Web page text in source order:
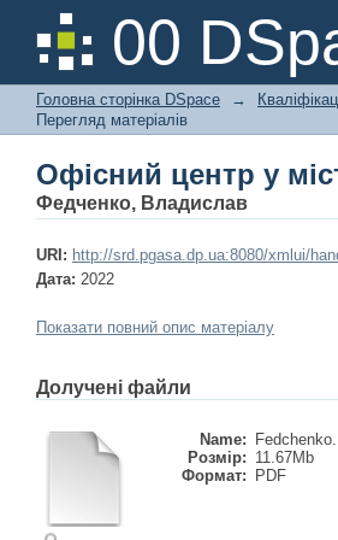
00
Офісний центр у
Головна сторінка DSpace →
Перегляд матеріалів
Офісний центр у
Федченко, Владислав
URI: http://srd.pgasa.dp.ua:8080/xmlui/
Дата: 2022
Показати повний опис матеріалу
Долучені файли
Name:
Розмір: 11.67Mb
Формат:
PDF